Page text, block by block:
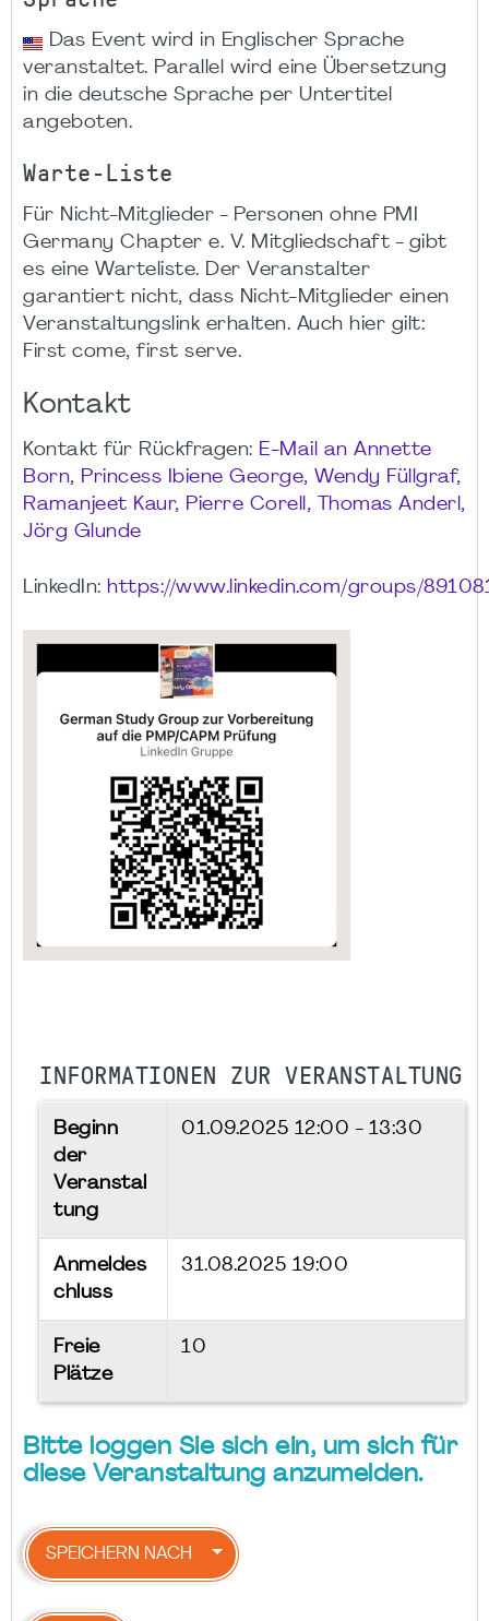
Das Event wird in Englischer Sprache
veranstaltet. Parallel wird eine Übersetzung
in die deutsche Sprache per Untertitel
angeboten.
Warte-Liste
Für Nicht-Mitglieder - Personen ohne PMI
Germany Chapter e. V. Mitgliedschaft - gibt
es eine Warteliste. Der Veranstalter
garantiert nicht, dass Nicht-Mitglieder einen
Veranstaltungslink erhalten. Auch hier gilt:
First come, first serve.
Kontakt
Kontakt für Rückfragen: E-Mail an Annette
Born, Princess Ibiene George, Wendy Füllgraf,
Ramanjeet Kaur, Pierre Corell, Thomas Anderl,
Jörg Glunde
LinkedIn: https://www.linkedin.com/groups/
INFORMATIONEN ZUR VERANSTALTUNG
Beginn
der
Veranstal
tung
01.09.2025 12:00 - 13:30
Anmeldes
chluss
31.08.2025 19:00
Freie
Plätze
10
Bitte loggen Sie sich ein, um sich für
diese Veranstaltung anzumelden.
SPEICHERN NACH